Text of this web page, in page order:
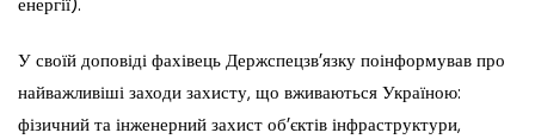
енергії).
У своїй доповіді фахівець Держспецзв’язку поінформував про
найважливіші заходи захисту, що вживаються Україною:
фізичний та інженерний захист об’єктів інфраструктури,